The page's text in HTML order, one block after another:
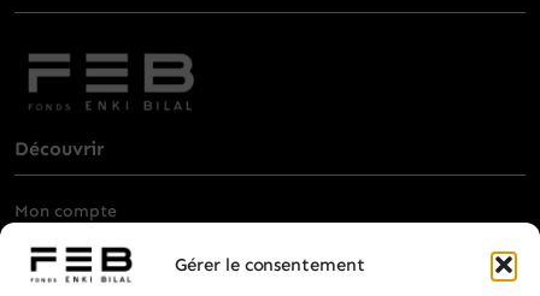
Gérer le consentement
Découvrir
Mon compte
Billetterie